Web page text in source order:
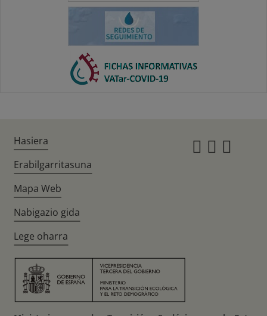
Hasiera
Erabilgarritasuna
Mapa Web
Nabigazio gida
Lege oharra